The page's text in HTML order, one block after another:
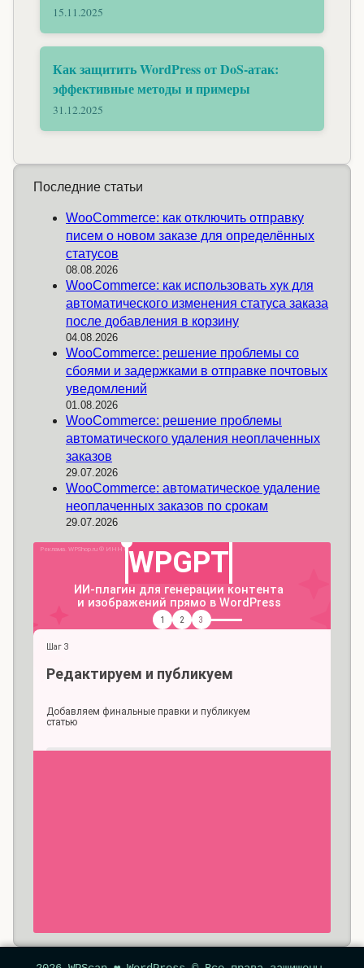
15.11.2025
Как защитить WordPress от DoS-атак:
эффективные методы и примеры
31.12.2025
Последние статьи
WooCommerce: как отключить отправку
писем о новом заказе для определённых
статусов
08.08.2026
WooCommerce: как использовать хук для
автоматического изменения статуса заказа
после добавления в корзину
04.08.2026
WooCommerce: решение проблемы со
сбоями и задержками в отправке почтовых
уведомлений
01.08.2026
WooCommerce: решение проблемы
автоматического удаления неоплаченных
заказов
29.07.2026
WooCommerce: автоматическое удаление
неоплаченных заказов по срокам
29.07.2026